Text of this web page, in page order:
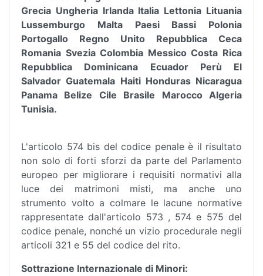
Grecia Ungheria Irlanda Italia Lettonia Lituania
Lussemburgo Malta Paesi Bassi Polonia
Portogallo Regno Unito Repubblica Ceca
Romania Svezia Colombia Messico Costa Rica
Repubblica Dominicana Ecuador Perù El
Salvador Guatemala Haiti Honduras Nicaragua
Panama Belize Cile Brasile Marocco Algeria
Tunisia.
L'articolo 574 bis del codice penale è il risultato
non solo di forti sforzi da parte del Parlamento
europeo per migliorare i requisiti normativi alla
luce dei matrimoni misti, ma anche uno
strumento volto a colmare le lacune normative
rappresentate dall'articolo 573 , 574 e 575 del
codice penale, nonché un vizio procedurale negli
articoli 321 e 55 del codice del rito.
Sottrazione Internazionale di Minori: